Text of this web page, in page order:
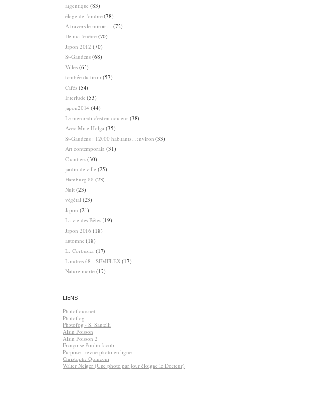
argentique (83)
éloge de l'ombre (78)
A travers le miroir…
(72)
De ma fenêtre (70)
Japon 2012 (70)
St-Gaudens (68)
Villes (63)
tombée du tiroir (57)
Cafés (54)
Interlude (53)
japon2014 (44)
Le mercredi c'est en couleur (38)
Avec Mme Holga (35)
St-Gaudens : 12000 habitants…environ (33)
Art contemporain (31)
Chantiers (30)
jardin de ville (25)
Hamburg 88 (23)
Nuit (23)
végétal (23)
Japon (21)
La vie des Bêtes (19)
Japon 2016 (18)
automne (18)
Le Corbusier (17)
Londres 68 - SEMFLEX (17)
Nature morte (17)
LIENS
Photofloue.net
Photoflog
Photofog - S. Santelli
Alain Poisson
Alain Poisson 2
Françoise Poulin Jacob
Purpose : revue photo en ligne
Christophe Quinzoni
Walter Neiger (Une photo par jour éloigne le Docteur)